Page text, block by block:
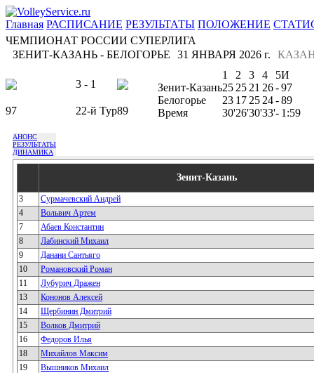
Главная РАСПИСАНИЕ РЕЗУЛЬТАТЫ ПОЛОЖЕНИЕ
ЧЕМПИОНАТ РОССИИ СУПЕРЛИГА
ЗЕНИТ-КАЗАНЬ - БЕЛОГОРЬЕ
31 ЯНВАРЯ 2026 г.
3 - 1
97 22-й Тур89
1 2 3 4 5И
Зенит-Казань25 25 21 26-97
Белогорье
23 17 25 24-89
Время
30'26'30'33'- 1:59
АНОНС
РЕЗУЛЬТАТЫ
ДИНАМИКА
Зенит-Казань
3
Сурмачевский Андрей
4
Вольвич Артем
7
Абаев Константин
8
Лабинский Михаил
9
Данани Сантьяго
10
Романовский Роман
11
Лубурич Дражен
13
Кононов Алексей
14
Щербинин Дмитрий
15
Волков Дмитрий
16
Федоров Илья
18
Михайлов Максим
19
Вышников Михаил